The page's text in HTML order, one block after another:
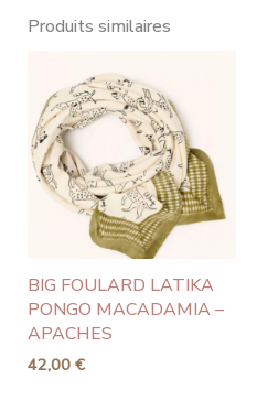
Produits similaires
BIG FOULARD LATIKA
PONGO MACADAMIA –
APACHES
42,00 €